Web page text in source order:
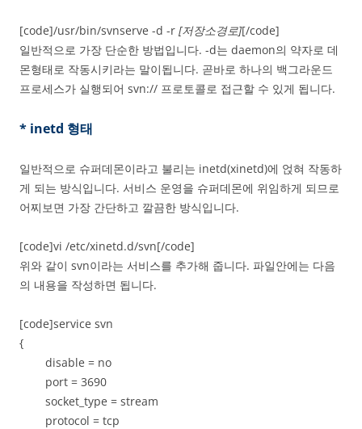
[code]/usr/bin/svnserve -d -r [저장소경로][/code]
일반적으로 가장 단순한 방법입니다. -d는 daemon의 약자로 데
몬형태로 작동시키라는 말이됩니다. 곧바로 하나의 백그라운드
프로세스가 실행되어 svn:// 프로토콜로 접근할 수 있게 됩니다.
* inetd 형태
일반적으로 슈퍼데몬이라고 불리는 inetd(xinetd)에 얹혀 작동하
게 되는 방식입니다. 서비스 운영을 슈퍼데몬에 위임하게 되므로
어찌보면 가장 간단하고 깔끔한 방식입니다.
[code]vi /etc/xinetd.d/svn[/code]
위와 같이 svn이라는 서비스를 추가해 줍니다. 파일안에는 다음
의 내용을 작성하면 됩니다.
[code]service svn
{
disable = no
port = 3690
socket_type = stream
protocol = tcp